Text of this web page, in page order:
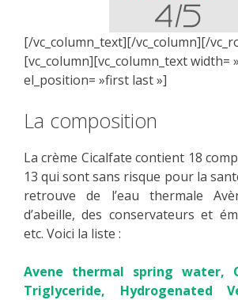
[/vc_column_text][/vc_column][/
[vc_column][vc_column_text width=
el_position= »first last »]
La composition
La crème Cicalfate contient 18
13 qui sont sans risque pour la
retrouve de l’eau thermale
d’abeille, des conservateurs et
etc. Voici la liste :
Avene thermal spring water,
Triglyceride, Hydrogenated